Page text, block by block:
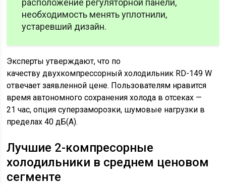
расположение регуляторной панели,
необходимость менять уплотнили,
устаревший дизайн.
Эксперты утверждают, что по
качеству двухкомпрессорный холодильник RD-149 W
отвечает заявленной цене. Пользователям нравится
время автономного сохранения холода в отсеках —
21 час, опция суперзаморозки, шумовые нагрузки в
пределах 40 дБ(А).
Лучшие 2-компресорные
холодильники в среднем ценовом
сегменте